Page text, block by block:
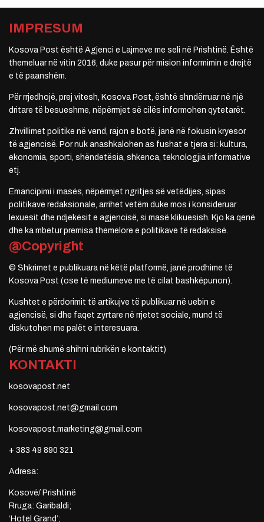
IMPRESUM
Kosova Post është Agjenci e Lajmeve me seli në Prishtinë. Është
themeluar në vitin 2016, duke pasur për mision informimin e drejtë
e të paanshëm.
Për rrjedhojë, prej vitesh, Kosova Post, është shndërruar në një
dritare të besueshme, nëpërmjet së cilës informohen qytetarët.
Zhvillimet politike në vend, rajon e botë, janë në fokusin kryesor
të agjencisë. Por nuk anashkalohen as fushat e tjera si: kultura,
ekonomia, sporti, shëndetësia, shkenca, teknologjia informative
etj.
Emancipimi i masës, nëpërmjet ngritjes së vetëdijes, sipas
politikave redaksionale, arrihet vetëm duke mos i konsideruar
lexuesit dhe ndjekësit e agjencisë, si masë klikuesish. Kjo ka qenë
dhe ka mbetur premisa themelore e politikave të redaksisë.
@Copyright
© Shkrimet e publikuara në këtë platformë, janë prodhime të
Kosova Post (ose të mediumeve me të cilat bashkëpunon).
Kushtet e përdorimit të artikujve të publikuar në uebin e
agjencisë, si dhe faqet zyrtare në rrjetet sociale, mund të
diskutohen me palët e interesuara.
(Për më shumë shihni rubrikën e kontaktit)
KONTAKTI
kosovapost.net
kosovapost.net@gmail.com
kosovapost.marketing@gmail.com
+ 383 49 890 321
Adresa:
Kosovë/ Prishtinë
Rruga: Garibaldi;
‘Hotel Grand’;